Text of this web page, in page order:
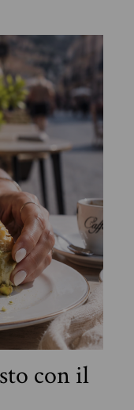
con il